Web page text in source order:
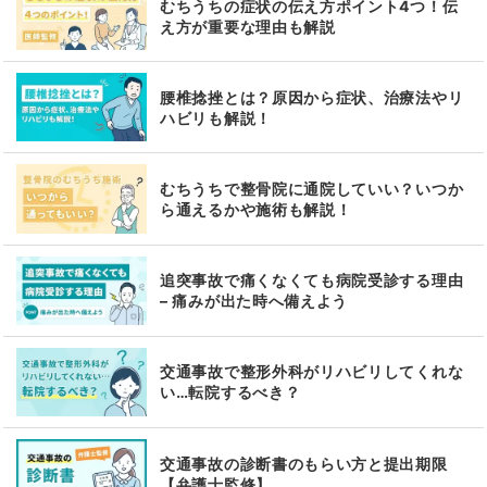
むちうちの症状の伝え方ポイント4つ！伝
え方が重要な理由も解説
腰椎捻挫とは？原因から症状、治療法やリ
ハビリも解説！
むちうちで整骨院に通院していい？いつか
ら通えるかや施術も解説！
追突事故で痛くなくても病院受診する理由
– 痛みが出た時へ備えよう
交通事故で整形外科がリハビリしてくれな
い…転院するべき？
交通事故の診断書のもらい方と提出期限